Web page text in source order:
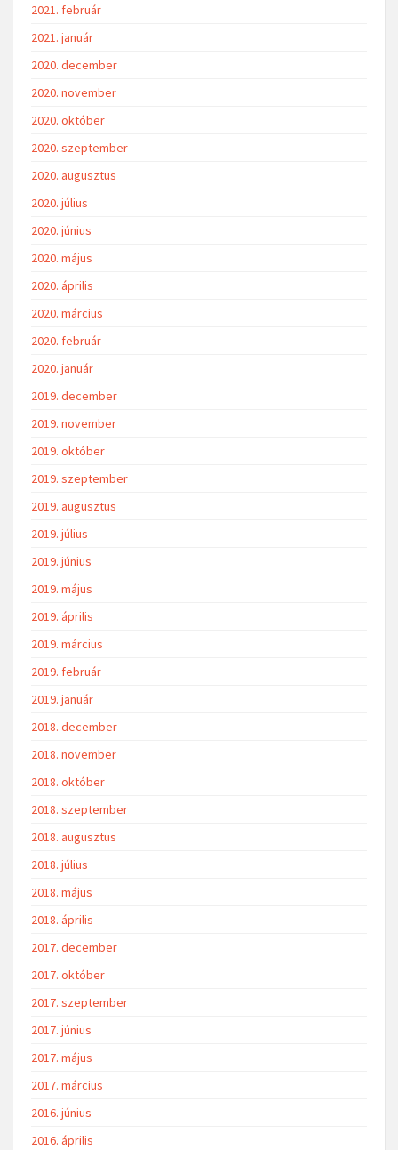
2021. február
2021. január
2020. december
2020. november
2020. október
2020. szeptember
2020. augusztus
2020. július
2020. június
2020. május
2020. április
2020. március
2020. február
2020. január
2019. december
2019. november
2019. október
2019. szeptember
2019. augusztus
2019. július
2019. június
2019. május
2019. április
2019. március
2019. február
2019. január
2018. december
2018. november
2018. október
2018. szeptember
2018. augusztus
2018. július
2018. május
2018. április
2017. december
2017. október
2017. szeptember
2017. június
2017. május
2017. március
2016. június
2016. április